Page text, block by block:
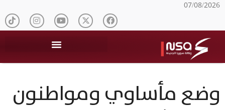
07/08/2026
وضع مأساوي ومواطنون